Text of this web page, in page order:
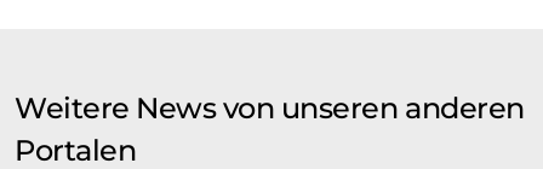
Weitere News von unseren anderen
Portalen